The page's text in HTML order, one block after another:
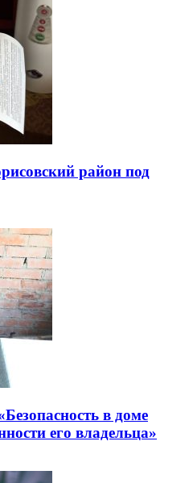
район под
в доме
его владельца»